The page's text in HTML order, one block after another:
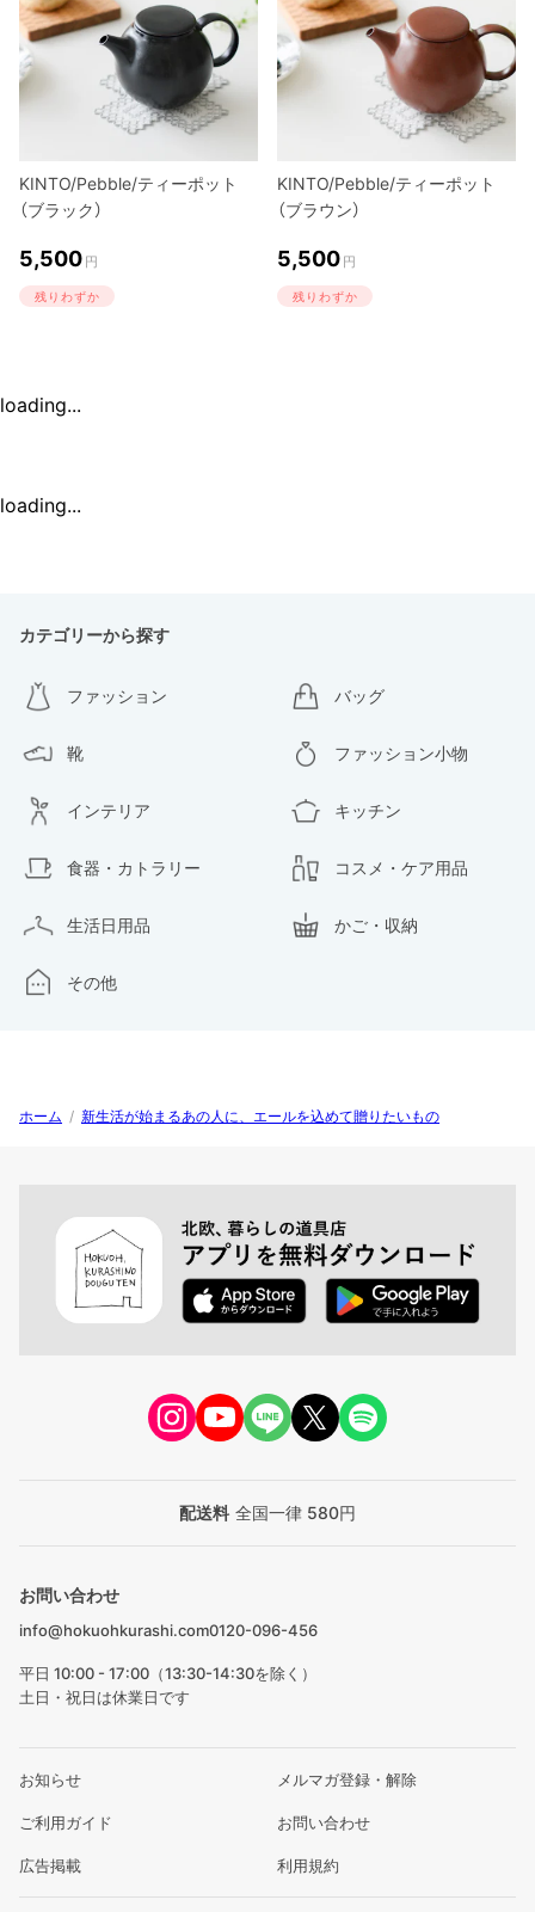
KINTO/Pebble/ティーポット
（ブラック）
5,500 円
残りわずか
KINTO/Pebble/ティーポット
（ブラウン）
5,500 円
残りわずか
loading...
loading...
カテゴリーから探す
ファッション バッグ
靴 ファッション小物
インテリア キッチン
食器・カトラリー コスメ・ケア用品
生活日用品 かご・収納
その他
ホーム / 新生活が始まるあの人に、エールを込めて贈りたいもの
配送料 全国一律 580円
お問い合わせ
info@hokuohkurashi.com0120-096-456
平日 10:00 - 17:00（13:30-14:30を除く）
土日・祝日は休業日です
お知らせ メルマガ登録・解除
ご利用ガイド お問い合わせ
広告掲載 利用規約